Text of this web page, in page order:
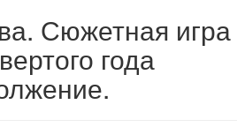
Сюжетная игра
года